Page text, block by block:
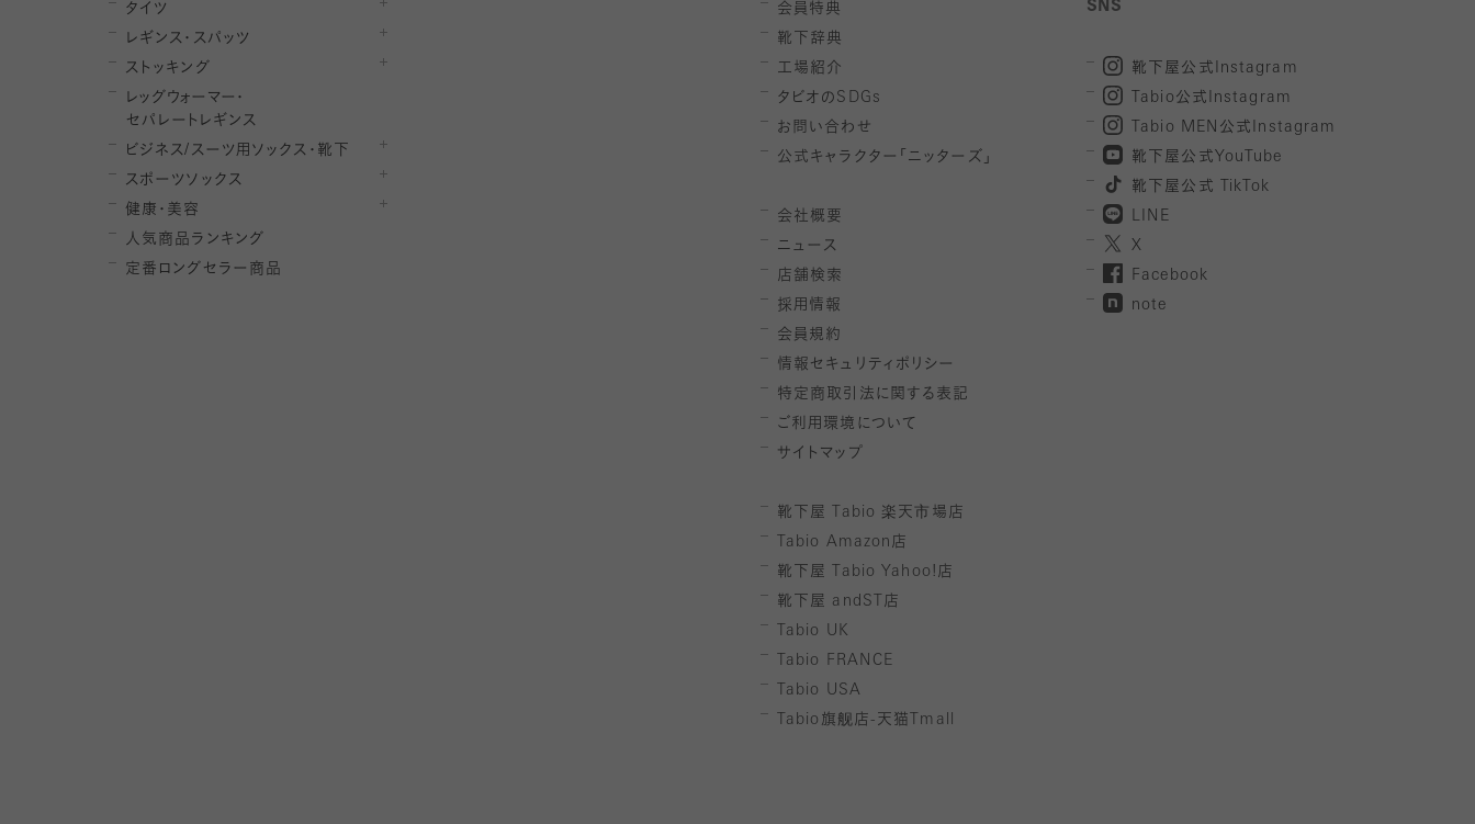
タイツ
レギンス・スパッツ
ストッキング
レッ グ ウォ ー マ ー ・
セ パレー ト レ ギン ス
ビジネス/スーツ用 ソックス・靴下
スポーツソックス
健康・美容
人気商品ランキング
定番ロングセラー商品
会員特典
靴下辞典
工場紹介
タビオの SDGs
お問い合わせ
公式キャラクター「ニッターズ」
会社概要
ニュース
店舗検索
採用情報
会員規約
情報セキュリティポリシー
特定商取引法に関する表記
ご利用環境について
サイトマップ
靴下屋 Tabio 楽天市場店
Tabio Amazon 店
靴下屋
Tabio Yahoo! 店
靴下屋 andST 店
Tabio UK
Tabio FRANCE
Tabio USA
Tabio 旗舰店-天猫 Tmall
SNS
靴下屋公式 Instagram
Tabio 公式 Instagram
Tabio MEN 公式 Instagram
靴下屋公式 YouTube
靴下屋公式
TikTok
LINE
X
Facebook
note